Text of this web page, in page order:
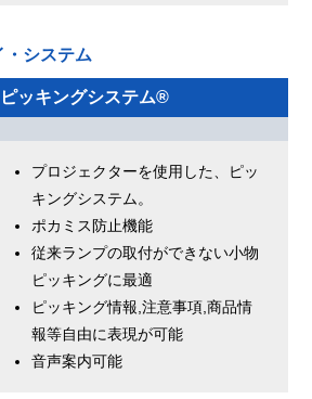
・システム
ッキングシステム®
プロジェクターを使用した、ピッ
キングシステム。
ポカミス防止機能
従来ランプの取付ができない小物
ピッキングに最適
ピッキング情報,注意事項,商品情
報等自由に表現が可能
音声案内可能